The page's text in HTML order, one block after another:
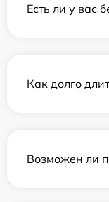
Есть ли у вас
Как долго
Возможен ли